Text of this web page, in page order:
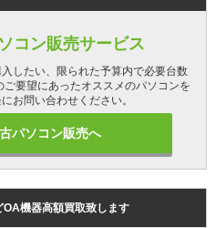
コン販売サービス
したい、限られた予算内で必要台数
要望にあったオススメのパソコンを
お問い合わせください。
パソコン販売へ
機器高額買取致します